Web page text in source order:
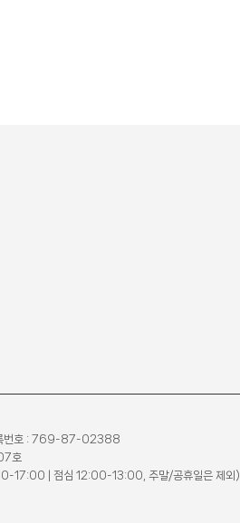
록번호 : 769-87-02388
호
17:00 | 점심 12:00-13:00, 주말/공휴일은 제외)